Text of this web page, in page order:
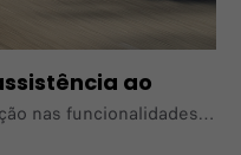
ao
nas funcionalidades